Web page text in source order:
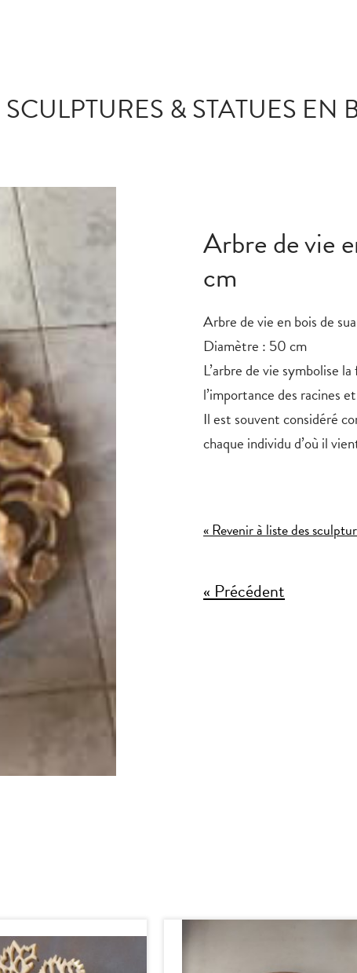
SCULPTURES & STATUES EN
Arbre de vie
cm
Arbre de vie en bois de
Diamètre : 50 cm
L’arbre de vie symbolise
l’importance des racines
Il est souvent considéré
chaque individu d’où il
« Revenir à liste des
« Précédent